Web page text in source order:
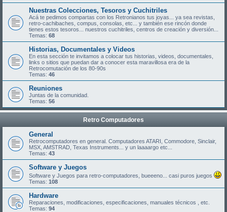
Nuestras Colecciones, Tesoros y Cuchitriles
Acá te pedimos compartas con los Retronianos tus joyas... ya sea revistas,
retro-cachibaches, compus, consolas, etc... y también ese rincón donde
tienes estos tesoros... nuestros cuchitriles, centros de creación y diversión...
Temas: 68
Historias, Documentales y Videos
En esta sección te invitamos a colocar tus historias, videos, documentales,
links o sitios que puedan dar a conocer esta maravillosa era de la
Retrocomutación de los 80-90s
Temas: 46
Reuniones
Juntas de la comunidad.
Temas: 56
Retro Computadores
General
Retrocomputadores en general. Computadores ATARI, Commodore, Sinclair,
MSX, AMSTRAD, Texas Instruments... y un laaaargo etc...
Temas: 43
Software y Juegos
Software y Juegos para retro-computadores, bueeeno... casi puros juegos
Temas: 108
Hardware
Reparaciones, modificaciones, especificaciones, manuales técnicos , etc.
Temas: 94